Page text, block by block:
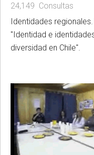
24,149 Consultas
Identidades
"Identidad e
diversidad en Chile".